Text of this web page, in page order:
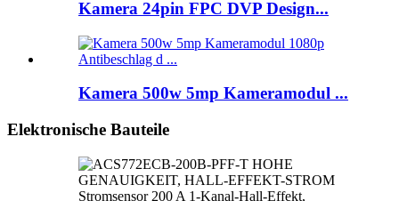
Kamera 24pin FPC DVP Design...
Kamera 500w 5mp Kameramodul ...
Elektronische Bauteile